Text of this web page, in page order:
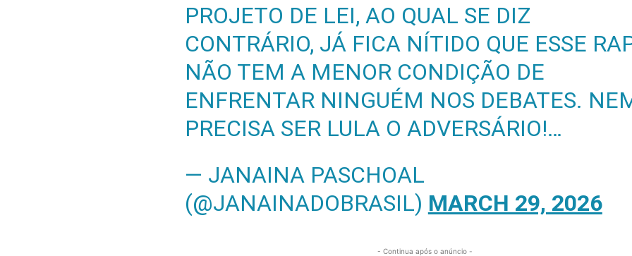
PROJETO DE LEI, AO QUAL SE DIZ
CONTRÁRIO, JÁ FICA NÍTIDO QUE ESSE
NÃO TEM A MENOR CONDIÇÃO DE
ENFRENTAR NINGUÉM NOS DEBATES.
PRECISA SER LULA O ADVERSÁRIO!…
— JANAINA PASCHOAL
(@JANAINADOBRASIL) MARCH 29, 2026
- Continua após o anúncio -